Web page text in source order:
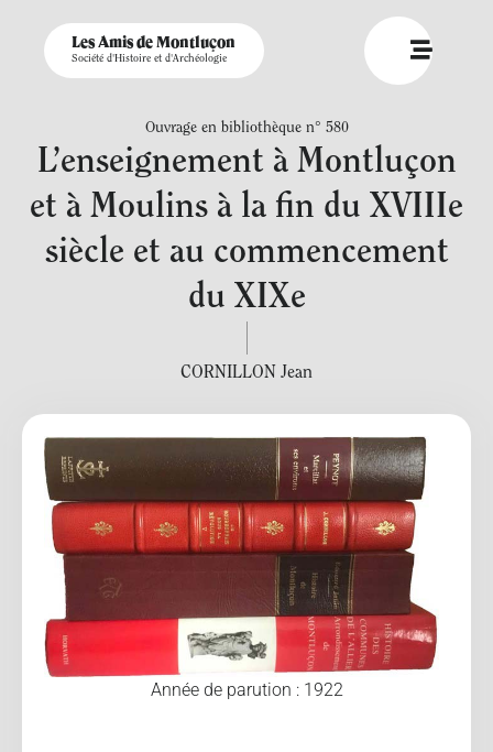
Les Amis de Montluçon
Société d'Histoire et d'Archéologie
Ouvrage en bibliothèque n° 580
L’enseignement à Montluçon
et à Moulins à la fin du XVIIIe
siècle et au commencement
du XIXe
CORNILLON Jean
Année de parution : 1922